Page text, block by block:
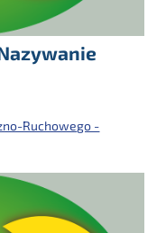
Ruchowego -